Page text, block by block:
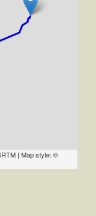
| Map style: ©